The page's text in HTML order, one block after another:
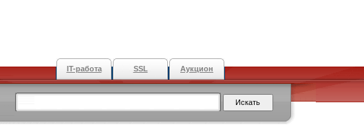
IT-работа SSL Аукцион